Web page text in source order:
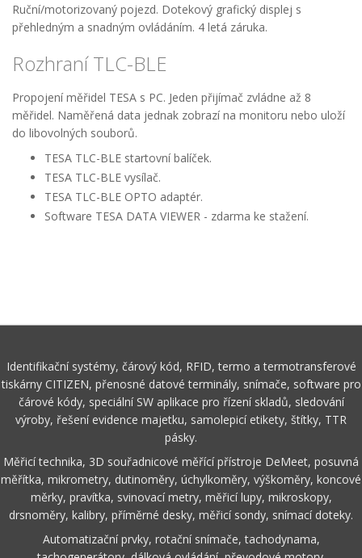
Ruční/motorizovaný pojezd. Dotekový grafický displej s
přehledným a snadným ovládáním. 4 letá záruka.
Rozhraní TLC-BLE
Propojení měřidel TESA s PC. Jeden přijímač zvládne až 8
měřidel. Naměřená data jednak zobrazí na monitoru nebo uloží
do libovolných souborů.
TESA TLC-BLE startovní balíček.
TESA TLC-BLE vysílač.
TESA TLC-BLE OPTO adaptér.
Software TESA DATA VIEWER - zdarma ke stažení.
Identifikační systémy, čárový kód, RFID, termo a termotransferové
tiskárny CITIZEN, přenosné datové terminály, snímače, software pro
čárové kódy, speciální SW aplikace pro řízení skladů, sledování
výroby, řešení evidence majetku, samolepicí etikety, štítky, TTR
pásky.
Měřicí technika, 3D souřadnicové měřící přístroje DeMeet, posuvná
měřítka, mikrometry, dutinoměry, úchylkoměry, výškoměry, koncové
měrky, pravítka, svinovací metry, měřicí lupy, mikroskopy,
drsnoměry, kalibry, příměrné desky, měřicí sondy, snímací doteky.
Automatizační prvky, rotační snímače, tachodynama,